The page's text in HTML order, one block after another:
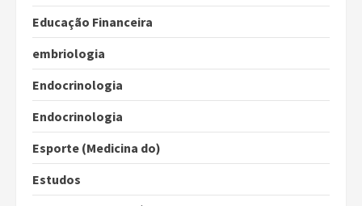
Educação Financeira
embriologia
Endocrinologia
Endocrinologia
Esporte (Medicina do)
Estudos